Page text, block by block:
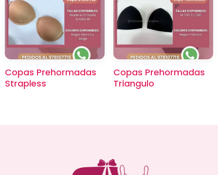
Copas Prehormadas
Strapless
Copas Prehormadas
Triangulo